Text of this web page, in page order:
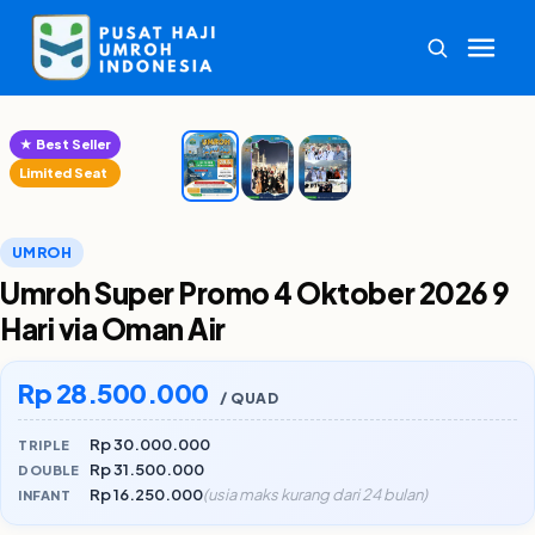
1/3
UMROH
Umroh Super Promo 4 Oktober 2026 9
Hari via Oman Air
★ Best Seller
Limited Seat
Rp 28.500.000 / QUAD
TRIPLE Rp 30.000.000
DOUBLE Rp 31.500.000
INFANT Rp 16.250.000(usia maks kurang dari 24 bulan)